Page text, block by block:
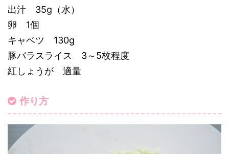
出汁 35g（水）
卵 1個
キャベツ 130g
豚バラスライス 3～5枚程度
紅しょうが 適量
作り方